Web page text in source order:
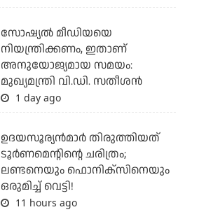
സോഷ്യല്‍ മീഡിയയെ
നിയന്ത്രിക്കണം, ഇതാണ്
അനുയോജ്യമായ സമയം:
മുഖ്യമന്ത്രി വി.ഡി. സതീശന്‍
1 day ago
ഉദയസൂര്യന്‍മാര്‍ തിരുത്തിയത്
ടൂര്‍ണമെന്റിന്റെ ചരിത്രം;
ലണ്ടനെയും ഫൊനിക്‌സിനെയും
ഒരുമിച്ച് വെട്ടി!
11 hours ago